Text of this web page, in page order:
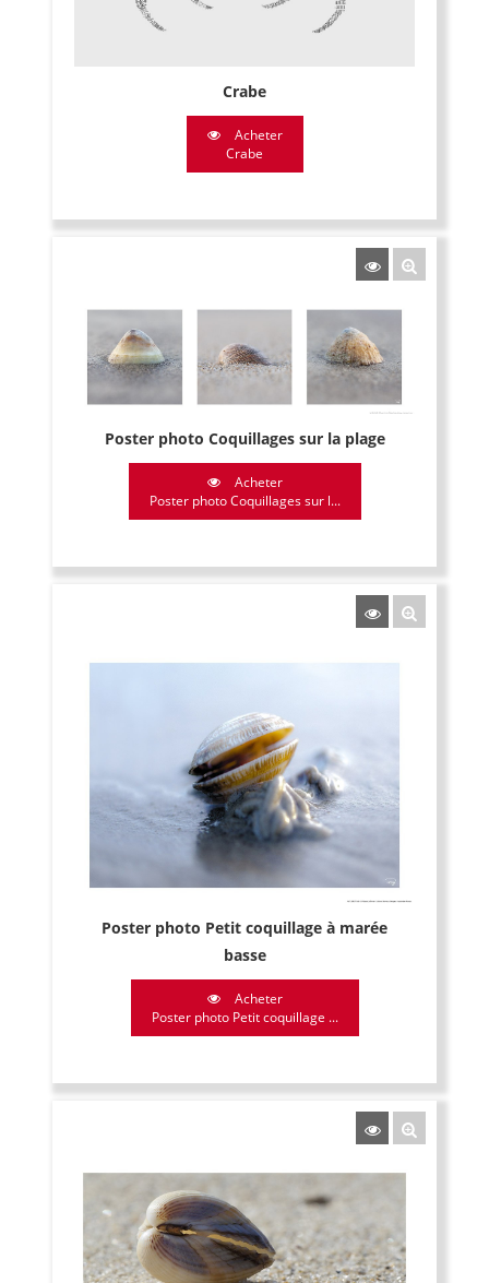
Crabe
Acheter
Crabe
Poster photo Coquillages sur la plage
Acheter
Poster photo Coquillages sur l...
Poster photo Petit coquillage à marée
basse
Acheter
Poster photo Petit coquillage ...